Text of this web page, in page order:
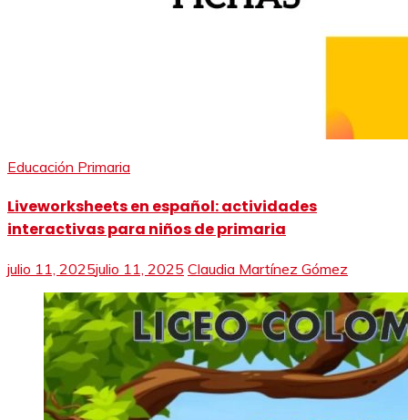
Educación Primaria
Liveworksheets en español: actividades
interactivas para niños de primaria
julio 11, 2025julio 11, 2025 Claudia Martínez Gómez